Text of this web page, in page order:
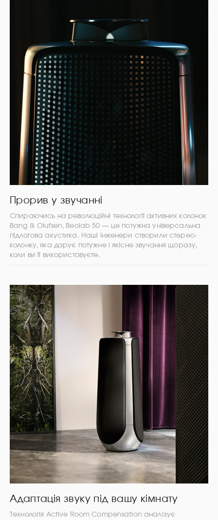
Прорив у звучанні
Спираючись на революційні технології активних колонок
Bang & Olufsen, Beolab 50 — це потужна універсальна
підлогова акустика. Наші інженери створили стерео-
колонку, яка дарує потужне і якісне звучання щоразу,
коли ви її використовуєте.
Адаптація звуку під вашу кімнату
Технологія Active Room Compensation аналізує